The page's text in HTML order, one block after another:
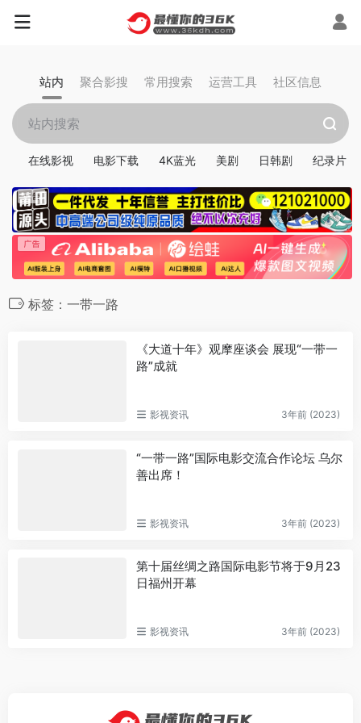
站内 聚合影搜 常用搜索 运营工具 社区信息
在线影视 电影下载 4K蓝光 美剧 日韩剧 纪录片
标签：一带一路
《大道十年》观摩座谈会 展现“一带一
路”成就
影视资讯 3年前 (2023)
“一带一路”国际电影交流合作论坛 乌尔
善出席！
影视资讯 3年前 (2023)
第十届丝绸之路国际电影节将于9月23
日福州开幕
影视资讯 3年前 (2023)